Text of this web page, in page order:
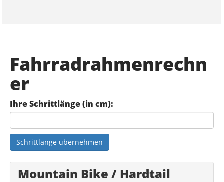
Fahrradrahmenrechn
er
Ihre Schrittlänge (in cm):
Schrittlänge übernehmen
Mountain Bike / Hardtail